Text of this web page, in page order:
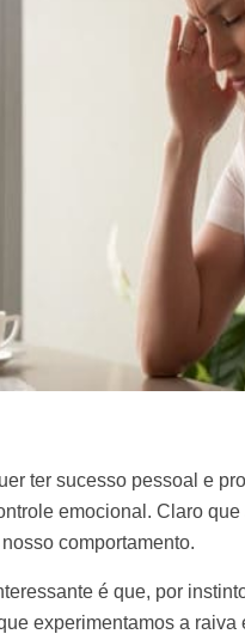
ter sucesso pessoal e
emocional. Claro
comportamento.
é que, por
experimentamos a